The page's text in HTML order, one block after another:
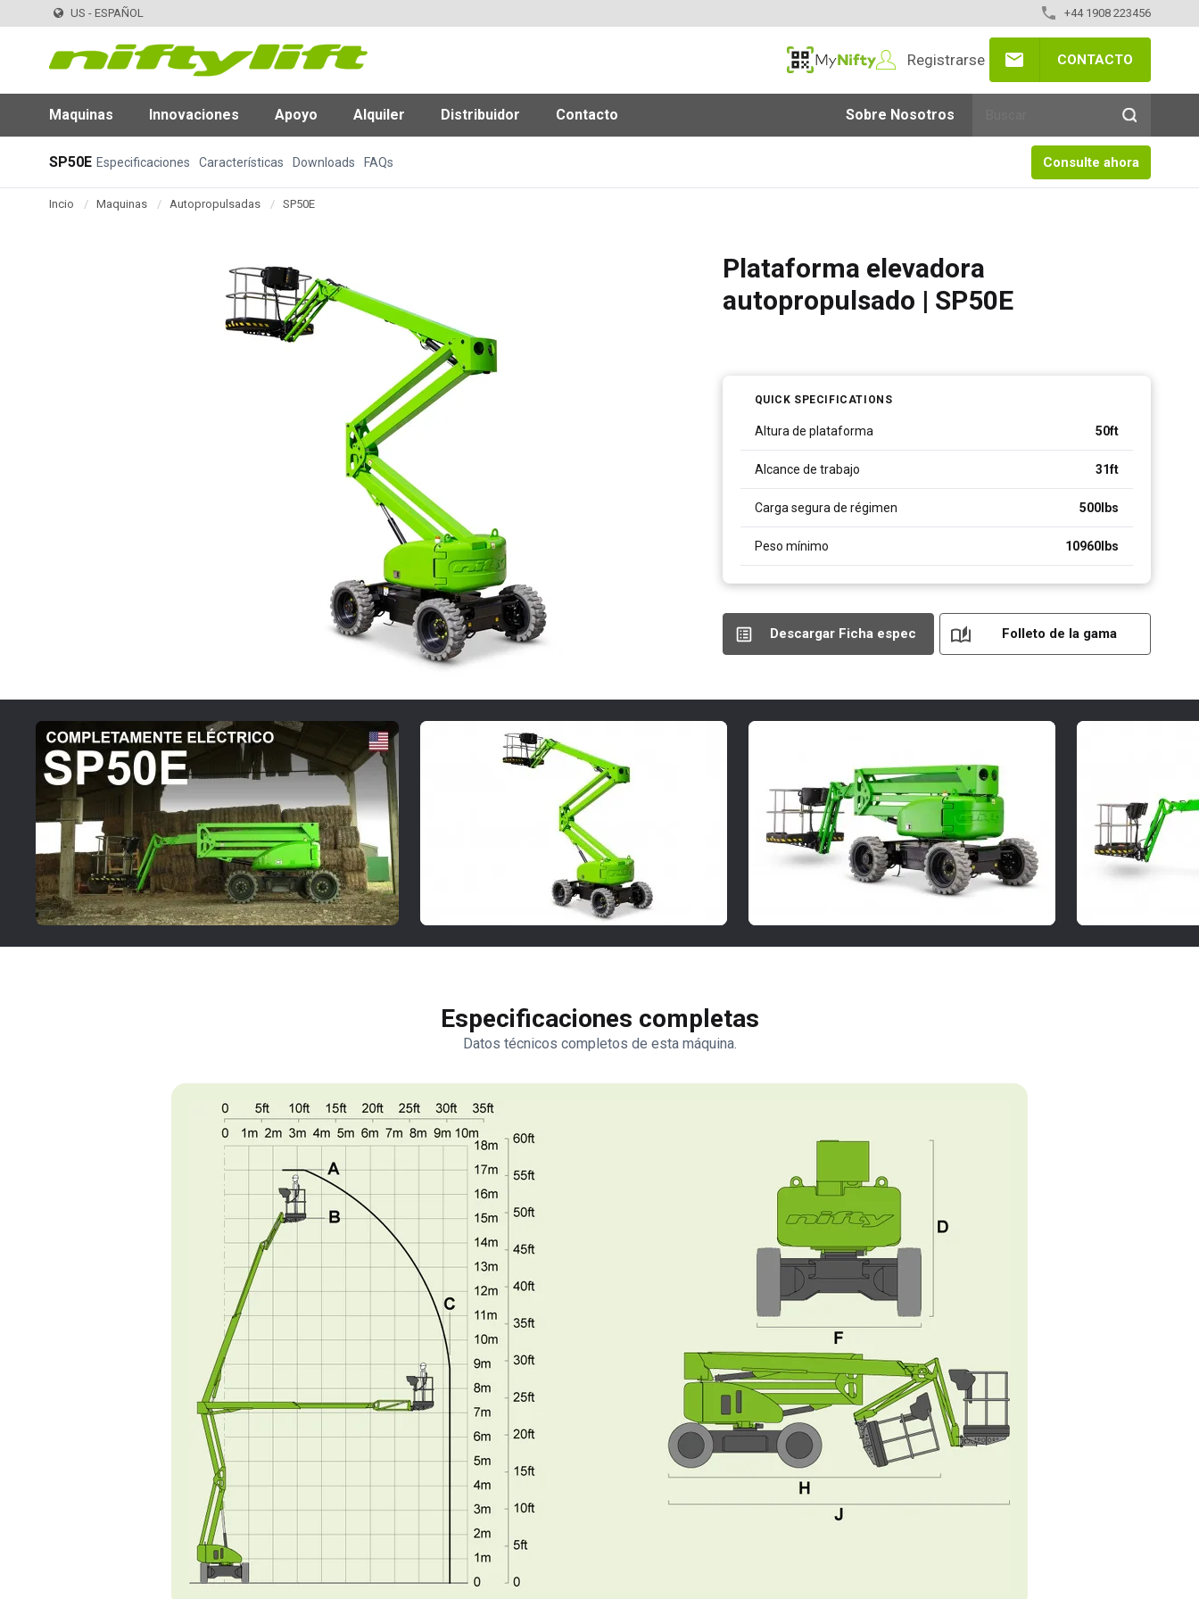
US - ESPAÑOL +44 1908 223456
MyNifty
Registrarse CONTACTO
Maquinas Innovaciones Apoyo Alquiler Distribuidor Contacto Sobre Nosotros
SP50E Especificaciones Características Downloads FAQs Consulte ahora
Incio Maquinas Autopropulsadas SP50E
Plataforma elevadora
autopropulsado | SP50E
QUICK SPECIFICATIONS
Altura de plataforma 50ft
Alcance de trabajo 31ft
Carga segura de régimen 500lbs
Peso mínimo 10960lbs
Descargar Ficha espec Folleto de la gama
Especificaciones completas
Datos técnicos completos de esta máquina.